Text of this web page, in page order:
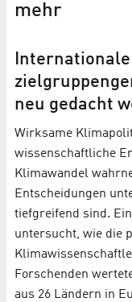
mehr
neu gedacht
Wirksame
wissenschaftliche
Klimawandel
Entscheidungen
tiefgreifend sind.
untersucht, wie die
Forschenden
aus 26 Ländern in